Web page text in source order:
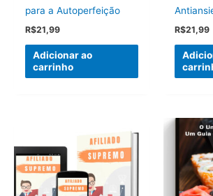
para a Autoperfeição
R$21,99
Adicionar ao
carrinho
R$21,99